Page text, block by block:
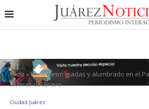
Inicio»Renovaron gradas y alumbrado en el
Riveras del Bravo
Ciudad Juárez